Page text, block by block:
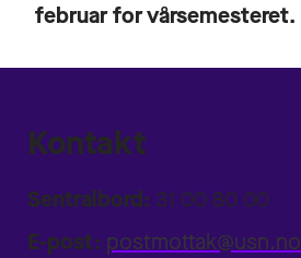
februar for vårsemesteret.
Kontakt
Sentralbord: 31 00 80 00
E-post: postmottak@usn.no